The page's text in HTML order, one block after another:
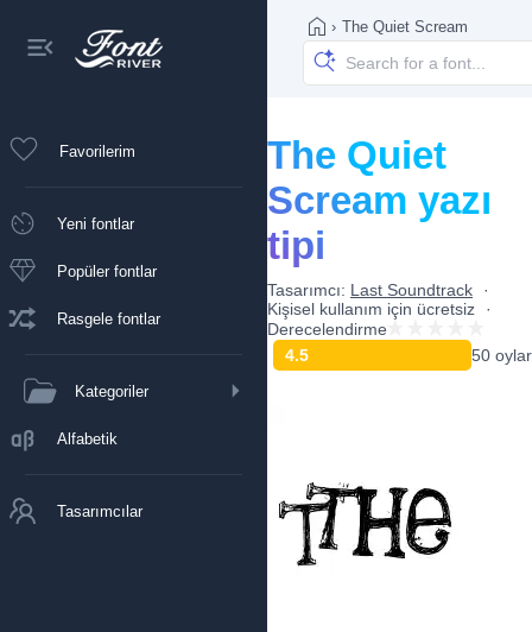
Favorilerim
Yeni fontlar
Popüler fontlar
Rasgele fontlar
Kategoriler
Alfabetik
Tasarımcılar
› The Quiet Scream
The Quiet
Scream yazı
tipi
Tasarımcı: Last Soundtrack
Kişisel kullanım için ücretsiz
Derecelendirme
4.5
50 oylar